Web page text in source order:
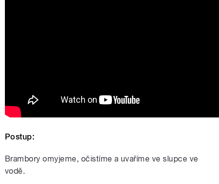
Postup:
Brambory omyjeme, očistíme a uvaříme ve slupce ve
vodě.